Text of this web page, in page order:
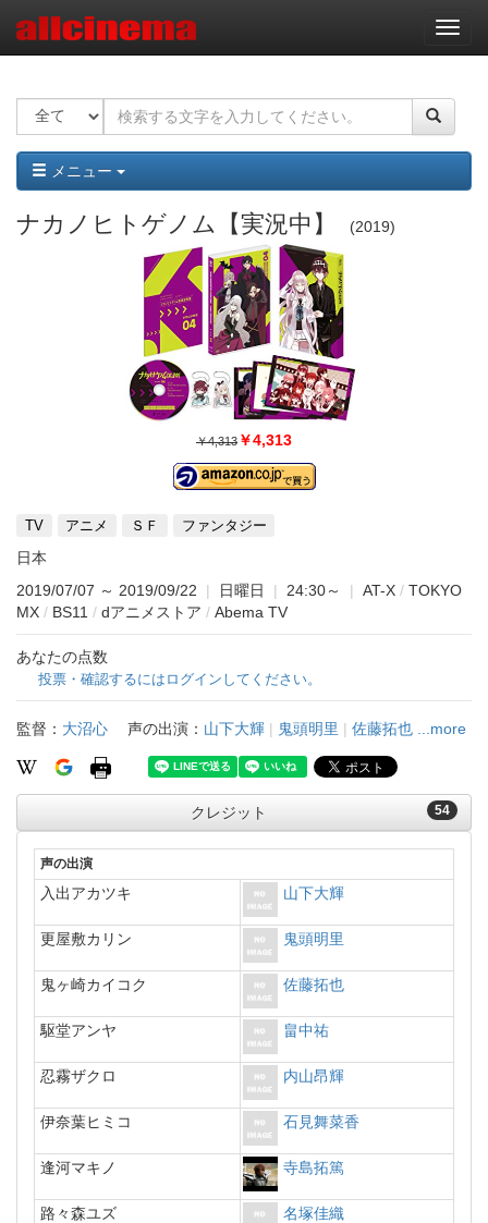
ナ
ビ
ー
ョ
ン
メニュー
ナカノヒトゲノム【実況中】 2019
￥4,313 ￥4,313
TV アニメ ＳＦ ファンタジー
日本
2019/07/07 ～ 2019/09/22 | 日曜日 | 24:30～ | AT-X / TOKYO
MX / BS11 / dアニメストア / Abema TV
あなたの点数
投票・確認するにはログインしてください。
監督： 大沼心 声の出演： 山下大輝 | 鬼頭明里 | 佐藤拓也 ...more
54
クレジット
声の出演
入出アカツキ 山下大輝
更屋敷カリン 鬼頭明里
鬼ヶ崎カイコク 佐藤拓也
駆堂アンヤ 畠中祐
忍霧ザクロ 内山昂輝
伊奈葉ヒミコ 石見舞菜香
逢河マキノ 寺島拓篤
路々森ユズ 名塚佳織